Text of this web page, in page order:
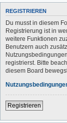
REGISTRIEREN
Du musst in diesem
Registrierung ist in
weitere Funktionen
Benutzern auch
registrierst. Bitte
diesem Board
Registrieren